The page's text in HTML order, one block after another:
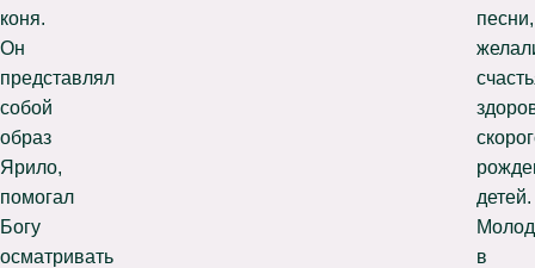
коня.
Он
представлял
собой
образ
Ярило,
помогал
Богу
осматривать
песни,
детей.
в